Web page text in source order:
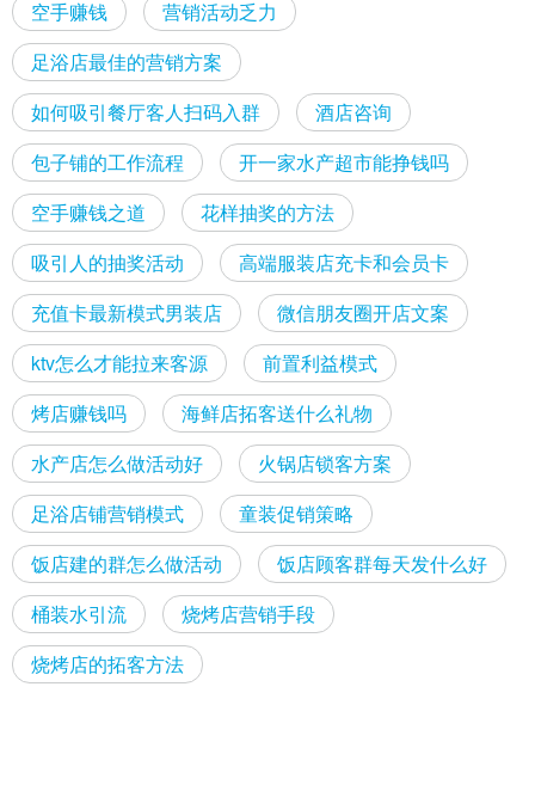
空手赚钱
营销活动乏力
足浴店最佳的营销方案
如何吸引餐厅客人扫码入群
酒店咨询
包子铺的工作流程
开一家水产超市能挣钱吗
空手赚钱之道
花样抽奖的方法
吸引人的抽奖活动
高端服装店充卡和会员卡
充值卡最新模式男装店
微信朋友圈开店文案
ktv怎么才能拉来客源
前置利益模式
烤店赚钱吗
海鲜店拓客送什么礼物
水产店怎么做活动好
火锅店锁客方案
足浴店铺营销模式
童装促销策略
饭店建的群怎么做活动
饭店顾客群每天发什么好
桶装水引流
烧烤店营销手段
烧烤店的拓客方法